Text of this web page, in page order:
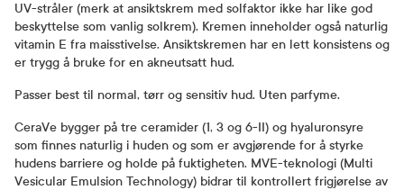
UV-stråler (merk at ansiktskrem med solfaktor ikke har like god
beskyttelse som vanlig solkrem). Kremen inneholder også naturlig
vitamin E fra maisstivelse. Ansiktskremen har en lett konsistens og
er trygg å bruke for en akneutsatt hud.
Passer best til normal, tørr og sensitiv hud. Uten parfyme.
CeraVe bygger på tre ceramider (1, 3 og 6-II) og hyaluronsyre
som finnes naturlig i huden og som er avgjørende for å styrke
hudens barriere og holde på fuktigheten. MVE-teknologi (Multi
Vesicular Emulsion Technology) bidrar til kontrollert frigjørelse av